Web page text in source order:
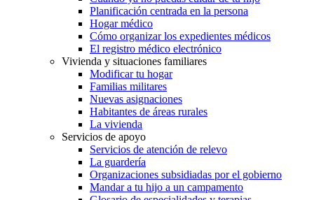
Planificación centrada en la persona
Hogar médico
Cómo organizar los expedientes médicos
El registro médico electrónico
Vivienda y situaciones familiares
Modificar tu hogar
Familias militares
Nuevas asignaciones
Habitantes de áreas rurales
La vivienda
Servicios de apoyo
Servicios de atención de relevo
La guardería
Organizaciones subsidiadas por el gobierno
Mandar a tu hijo a un campamento